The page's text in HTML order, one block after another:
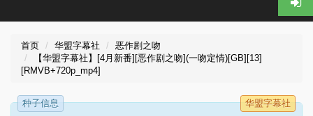
首页 华盟字幕社
恶作剧之吻
【华盟字幕社】[4月新番][恶作剧之吻](一吻定情)[GB][13]
[RMVB+720p_mp4]
种子信息 华盟字幕社